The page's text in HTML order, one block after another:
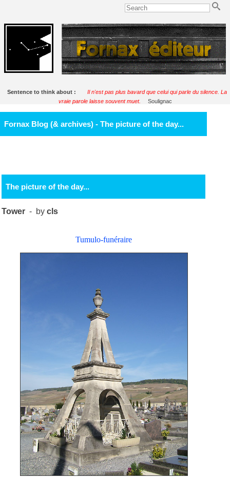
Sentence to think about :
Il n'est pas plus bavard que celui qui parle du silence. La
vraie parole laisse souvent muet.
Soulignac
Fornax Blog (& archives) - The picture of the day...
The picture of the day...
Tower - bycls
Tumulo-funéraire